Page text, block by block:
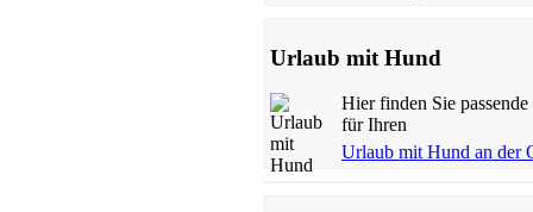
Urlaub mit Hund
Hier finden Sie
für Ihren
Urlaub mit Hund an der